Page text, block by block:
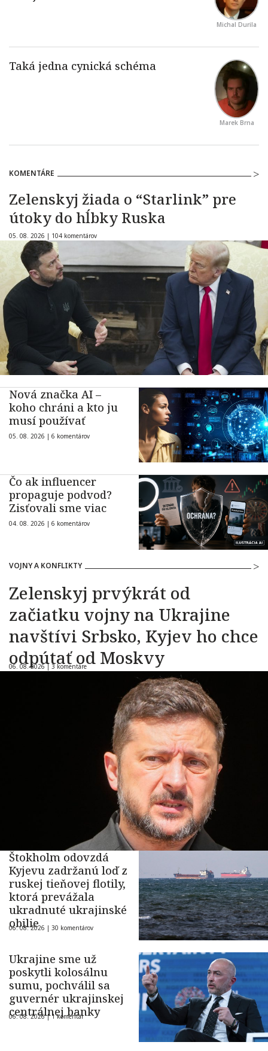
Michal Durila
Marek Brna
KOMENTÁRE
Zelenskyj žiada o “Starlink” pre
útoky do hĺbky Ruska
05. 08. 2026 | 104 komentárov
Nová značka AI –
koho chráni a kto ju
musí používať
05. 08. 2026 | 6 komentárov
Čo ak influencer
propaguje podvod?
Zisťovali sme viac
04. 08. 2026 | 6 komentárov
VOJNY A KONFLIKTY
Zelenskyj prvýkrát od
začiatku vojny na Ukrajine
navštívi Srbsko, Kyjev ho chce
odpútať od Moskvy
06. 08. 2026 | 3 komentáre
Štokholm odovzdá
Kyjevu zadržanú loď z
ruskej tieňovej flotily,
ktorá prevážala
ukradnuté ukrajinské
obilie
06. 08. 2026 | 30 komentárov
Ukrajine sme už
poskytli kolosálnu
sumu, pochválil sa
guvernér ukrajinskej
centrálnej banky
06. 08. 2026 |1 komentár